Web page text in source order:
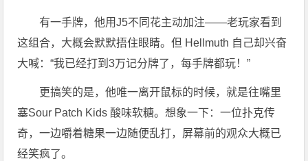
有一手牌，他用J5不同花主动加注——老玩家看到
这组合，大概会默默捂住眼睛。但 Hellmuth 自己却兴奋
大喊：“我已经打到3万记分牌了，每手牌都玩！”
更搞笑的是，他唯一离开鼠标的时候，就是往嘴里
塞Sour Patch Kids 酸味软糖。想象一下：一位扑克传
奇，一边嚼着糖果一边随便乱打，屏幕前的观众大概已
经笑疯了。